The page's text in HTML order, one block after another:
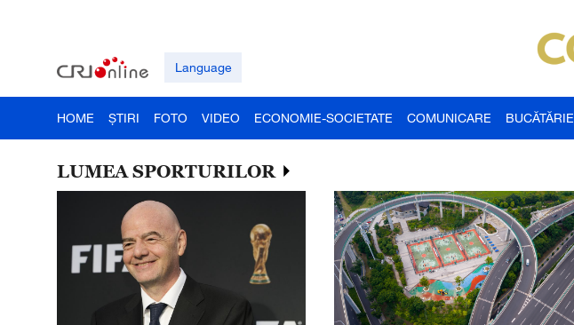
Language
HOME ȘTIRI FOTO VIDEO ECONOMIE-SOCIETATE COMUNICARE BUCĂTĂRIE
LUMEA SPORTURILOR